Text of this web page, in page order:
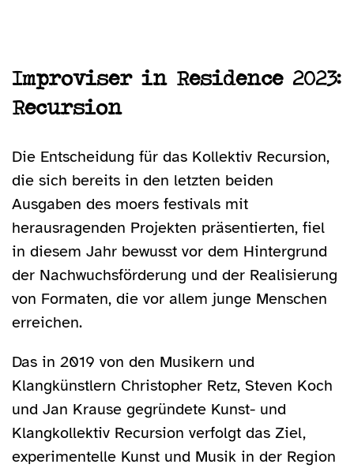
Improviser in Residence 2023:
Recursion
Die Entscheidung für das Kollektiv Recursion,
die sich bereits in den letzten beiden
Ausgaben des moers festivals mit
herausragenden Projekten präsentierten, fiel
in diesem Jahr bewusst vor dem Hintergrund
der Nachwuchsförderung und der Realisierung
von Formaten, die vor allem junge Menschen
erreichen.
Das in 2019 von den Musikern und
Klangkünstlern Christopher Retz, Steven Koch
und Jan Krause gegründete Kunst- und
Klangkollektiv Recursion verfolgt das Ziel,
experimentelle Kunst und Musik in der Region